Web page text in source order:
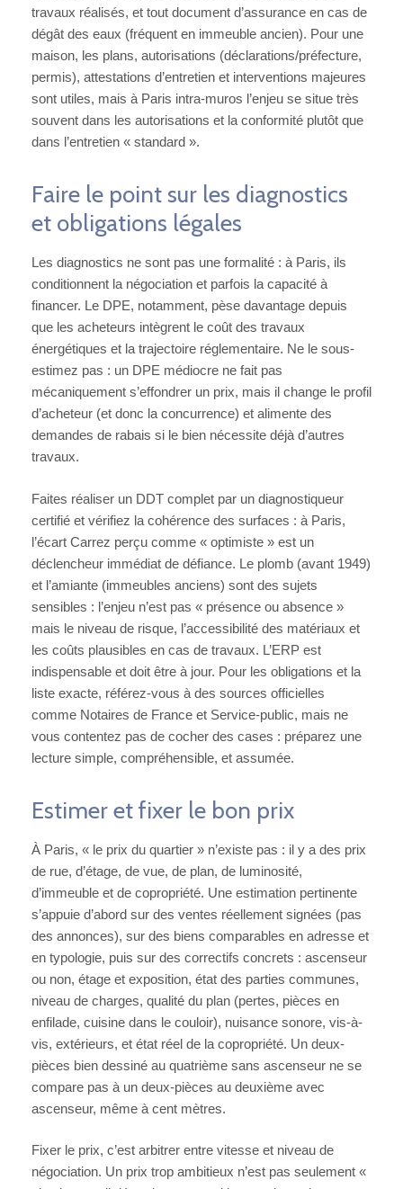
travaux réalisés, et tout document d’assurance en cas de
dégât des eaux (fréquent en immeuble ancien). Pour une
maison, les plans, autorisations (déclarations/préfecture,
permis), attestations d’entretien et interventions majeures
sont utiles, mais à Paris intra-muros l’enjeu se situe très
souvent dans les autorisations et la conformité plutôt que
dans l’entretien « standard ».
Faire le point sur les diagnostics
et obligations légales
Les diagnostics ne sont pas une formalité : à Paris, ils
conditionnent la négociation et parfois la capacité à
financer. Le DPE, notamment, pèse davantage depuis
que les acheteurs intègrent le coût des travaux
énergétiques et la trajectoire réglementaire. Ne le sous-
estimez pas : un DPE médiocre ne fait pas
mécaniquement s’effondrer un prix, mais il change le profil
d’acheteur (et donc la concurrence) et alimente des
demandes de rabais si le bien nécessite déjà d’autres
travaux.
Faites réaliser un DDT complet par un diagnostiqueur
certifié et vérifiez la cohérence des surfaces : à Paris,
l’écart Carrez perçu comme « optimiste » est un
déclencheur immédiat de défiance. Le plomb (avant 1949)
et l’amiante (immeubles anciens) sont des sujets
sensibles : l’enjeu n’est pas « présence ou absence »
mais le niveau de risque, l’accessibilité des matériaux et
les coûts plausibles en cas de travaux. L’ERP est
indispensable et doit être à jour. Pour les obligations et la
liste exacte, référez-vous à des sources officielles
comme Notaires de France et Service-public, mais ne
vous contentez pas de cocher des cases : préparez une
lecture simple, compréhensible, et assumée.
Estimer et fixer le bon prix
À Paris, « le prix du quartier » n’existe pas : il y a des prix
de rue, d’étage, de vue, de plan, de luminosité,
d’immeuble et de copropriété. Une estimation pertinente
s’appuie d’abord sur des ventes réellement signées (pas
des annonces), sur des biens comparables en adresse et
en typologie, puis sur des correctifs concrets : ascenseur
ou non, étage et exposition, état des parties communes,
niveau de charges, qualité du plan (pertes, pièces en
enfilade, cuisine dans le couloir), nuisance sonore, vis-à-
vis, extérieurs, et état réel de la copropriété. Un deux-
pièces bien dessiné au quatrième sans ascenseur ne se
compare pas à un deux-pièces au deuxième avec
ascenseur, même à cent mètres.
Fixer le prix, c’est arbitrer entre vitesse et niveau de
négociation. Un prix trop ambitieux n’est pas seulement «